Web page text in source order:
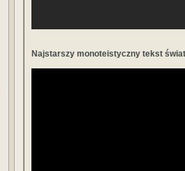
Najstarszy monoteistyczny tekst